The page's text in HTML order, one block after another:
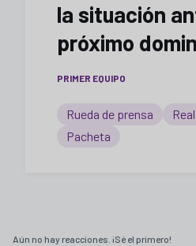
la situación
próximo
PRIMER EQUIPO
Rueda de prensa
Pacheta
Aún no hay reacciones. ¡Sé el primero!